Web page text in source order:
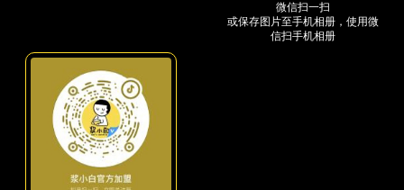
微信扫一扫
或保存图片至手机相册，使用微
信扫手机相册